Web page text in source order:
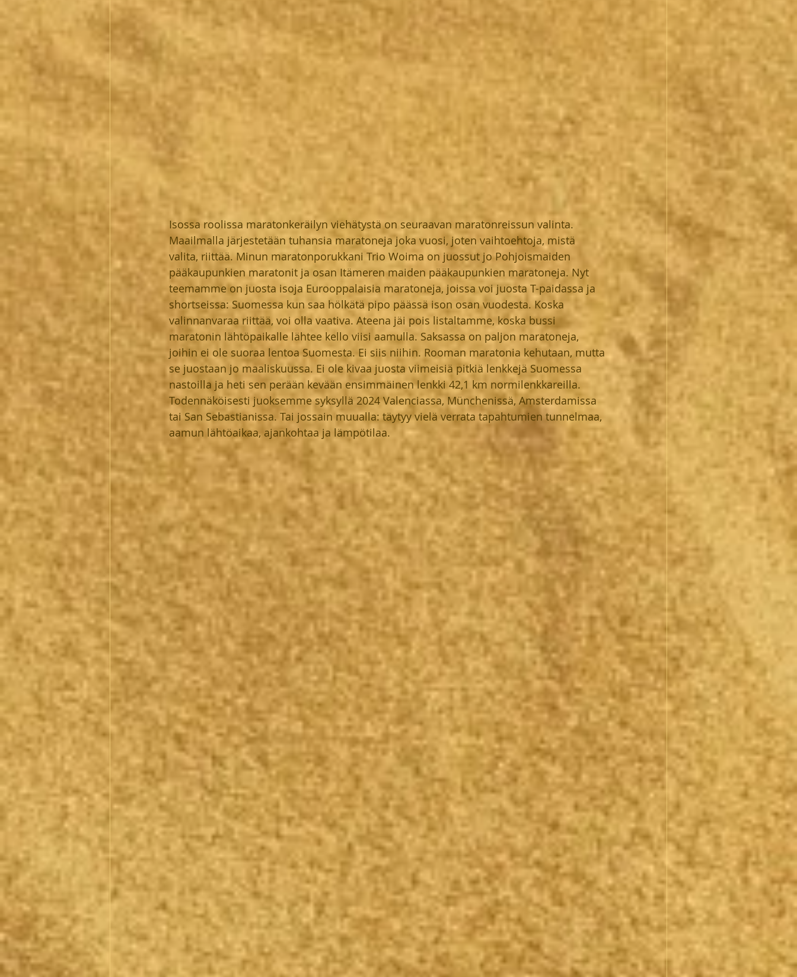
Isossa roolissa maratonkeräilyn viehätystä on seuraavan maratonreissun valinta.
Maailmalla järjestetään tuhansia maratoneja joka vuosi, joten vaihtoehtoja, mistä
valita, riittää. Minun maratonporukkani Trio Woima on juossut jo Pohjoismaiden
pääkaupunkien maratonit ja osan Itämeren maiden pääkaupunkien maratoneja. Nyt
teemamme on juosta isoja Eurooppalaisia maratoneja, joissa voi juosta T-paidassa ja
shortseissa: Suomessa kun saa hölkätä pipo päässä ison osan vuodesta. Koska
valinnanvaraa riittää, voi olla vaativa. Ateena jäi pois listaltamme, koska bussi
maratonin lähtöpaikalle lähtee kello viisi aamulla. Saksassa on paljon maratoneja,
joihin ei ole suoraa lentoa Suomesta. Ei siis niihin. Rooman maratonia kehutaan, mutta
se juostaan jo maaliskuussa. Ei ole kivaa juosta viimeisiä pitkiä lenkkejä Suomessa
nastoilla ja heti sen perään kevään ensimmäinen lenkki 42,1 km normilenkkareilla.
Todennäköisesti juoksemme syksyllä 2024 Valenciassa, Münchenissä, Amsterdamissa
tai San Sebastianissa. Tai jossain muualla: täytyy vielä verrata tapahtumien tunnelmaa,
aamun lähtöaikaa, ajankohtaa ja lämpötilaa.